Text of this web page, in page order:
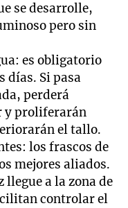
se desarrolle,
pero sin
es obligatorio
días. Si pasa
perderá
y proliferarán
el tallo.
los frascos de
mejores aliados.
a la zona de
controlar el